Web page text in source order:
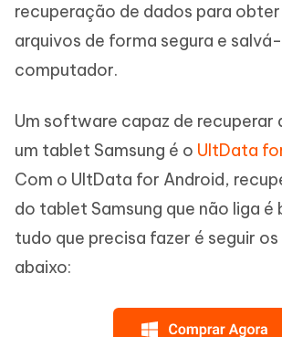
recuperação de dados para obter
arquivos de forma segura e
computador.
Um software capaz de recuperar
um tablet Samsung é o UltData
Com o UltData for Android,
do tablet Samsung que não liga é
tudo que precisa fazer é seguir os
abaixo: